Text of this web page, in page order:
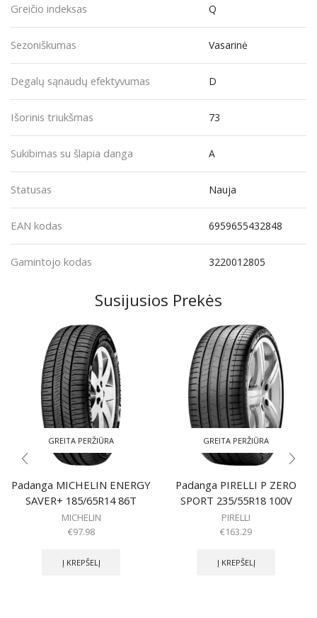
Greičio indeksas Q
Sezoniškumas Vasarinė
Degalų sąnaudų efektyvumas D
Išorinis triukšmas 73
Sukibimas su šlapia danga A
Statusas Nauja
EAN kodas 6959655432848
Gamintojo kodas 3220012805
Susijusios Prekės
GREITA PERŽIŪRA
Padanga MICHELIN ENERGY
SAVER+ 185/65R14 86T
MICHELIN
€97.98
Į KREPŠELĮ
GREITA PERŽIŪRA
Padanga PIRELLI P ZERO
SPORT 235/55R18 100V
PIRELLI
€163.29
Į KREPŠELĮ